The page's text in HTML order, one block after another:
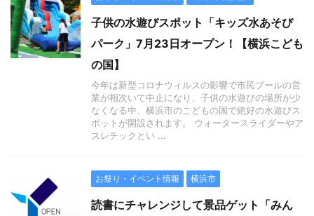
子供の水遊びスポット「キッズ水あそび
パーク」7月23日オープン！【横浜こども
の国】
今年は新型コロナウィルスの影響で市民プールの営
業が相次いて中止になり、子供の水遊びの場所が少
なくなる中、横浜市のこどもの国で絶好の水遊びス
ポットが開設されます。 ウォータースライダーやア
スレチックとい ...
お祭り・イベント情報 横浜市
読書にチャレンジして景品ゲット「みん